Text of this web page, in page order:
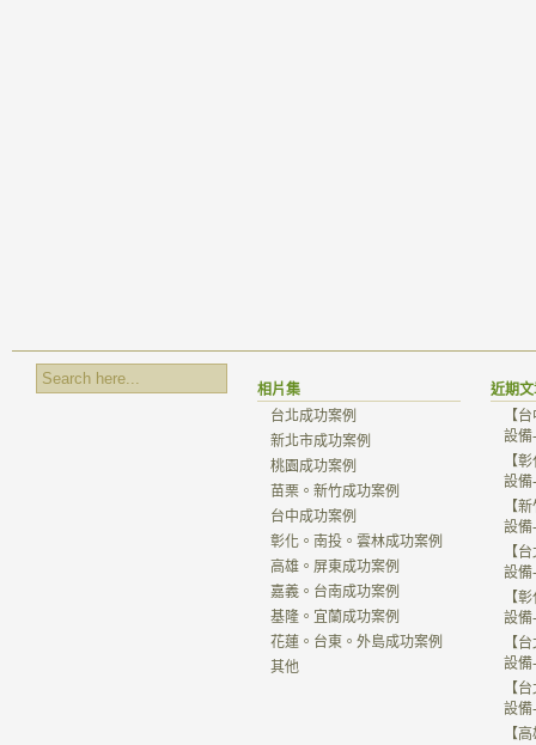
相片集
台北成功案例
新北市成功案例
桃園成功案例
苗栗。新竹成功案例
台中成功案例
彰化。南投。雲林成功案例
高雄。屏東成功案例
嘉義。台南成功案例
基隆。宜蘭成功案例
花蓮。台東。外島成功案例
其他
近期
【
設備
【
設備
【
設備
【
設備
【
設備
【
設備
【
設備
【